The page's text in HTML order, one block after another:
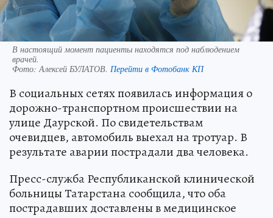
В настоящий момент пациенты находятся под наблюдением
врачей.
Фото:Алексей БУЛАТОВ. Перейти в Фотобанк КП
В социальных сетях появилась информация о
дорожно-транспортном происшествии на
улице Даурской. По свидетельствам
очевидцев, автомобиль выехал на тротуар. В
результате аварии пострадали два человека.
Пресс-служба Республиканской клинической
больницы Татарстана сообщила, что оба
пострадавших доставлены в медицинское